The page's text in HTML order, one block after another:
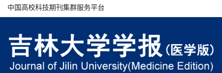
中国高校科技期刊集群服务平台